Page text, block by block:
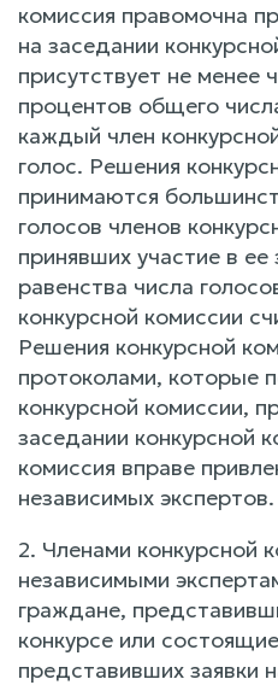
комиссия правомочна
на заседании
присутствует не менее
процентов общего
каждый член
голос. Решения
принимаются
голосов членов
принявших участие в
равенства числа
конкурсной комиссии
Решения конкурсной
протоколами, которые
конкурсной комиссии,
заседании конкурсной
комиссия вправе
независимых экспертов.
2. Членами конкурсной
независимыми
граждане,
конкурсе или
представивших заявки